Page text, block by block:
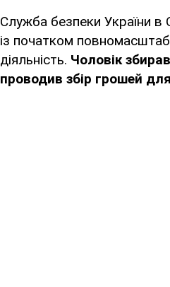
Служба безпеки України в
із початком
діяльність. Чоловік
проводив збір грошей для